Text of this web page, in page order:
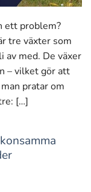
ett problem?
tre växter som
av med. De växer
– vilket gör att
pratar om
[…]